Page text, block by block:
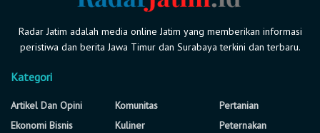
Radar Jatim adalah media online Jatim yang memberikan informasi
peristiwa dan berita Jawa Timur dan Surabaya terkini dan terbaru.
Kategori
Artikel Dan Opini
Ekonomi Bisnis
Komunitas
Kuliner
Pertanian
Peternakan